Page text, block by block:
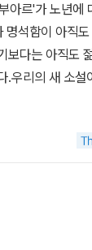
아르'가 노년에
명석함이 아직
보다는 아직도
.우리의 새 소설
터 시간도 물질
지 못하고 더 아
'을 받아들일 만
.소설의 도입부
년이 되면 좋겠
서도 문득 고뇌